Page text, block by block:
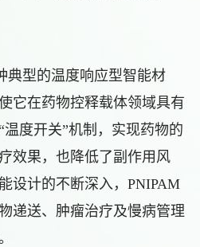
典型的温度响应型智能材
它在药物控释载体领域具有
度开关”机制，实现药物的
效果，也降低了副作用风
设计的不断深入，PNIPAM
递送、肿瘤治疗及慢病管理